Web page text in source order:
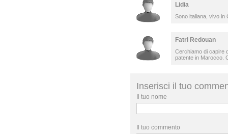
Lidia
Sono italiana, vivo in
Fatri Redouan
Cerchiamo di capire
patente in Marocco.
Inserisci il tuo
Il tuo nome
Il tuo commento